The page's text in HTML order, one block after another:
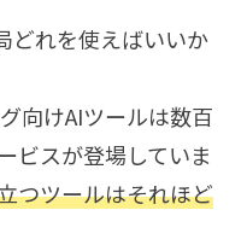
どれを使えばいいか
向けAIツールは数百
ビスが登場していま
つツールはそれほど